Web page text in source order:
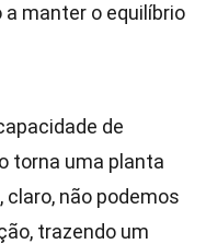
manter o equilíbrio
de
torna uma planta
não podemos
trazendo um